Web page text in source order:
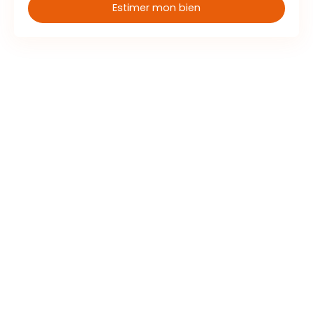
Estimer mon bien